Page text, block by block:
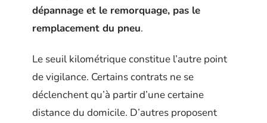
dépannage et le remorquage, pas le
remplacement du pneu.
Le seuil kilométrique constitue l’autre point
de vigilance. Certains contrats ne se
déclenchent qu’à partir d’une certaine
distance du domicile. D’autres proposent